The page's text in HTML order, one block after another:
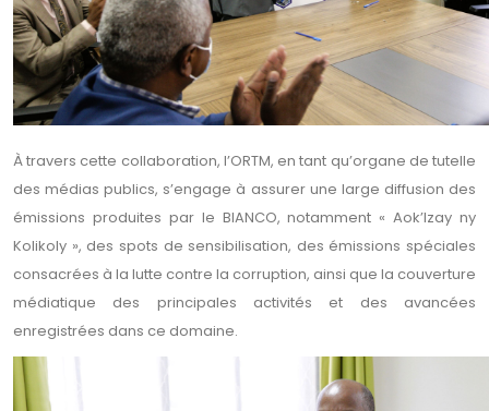
À travers cette collaboration, l’ORTM, en tant qu’organe de tutelle
des médias publics, s’engage à assurer une large diffusion des
émissions produites par le BIANCO, notamment « Aok’Izay ny
Kolikoly », des spots de sensibilisation, des émissions spéciales
consacrées à la lutte contre la corruption, ainsi que la couverture
médiatique des principales activités et des avancées
enregistrées dans ce domaine.